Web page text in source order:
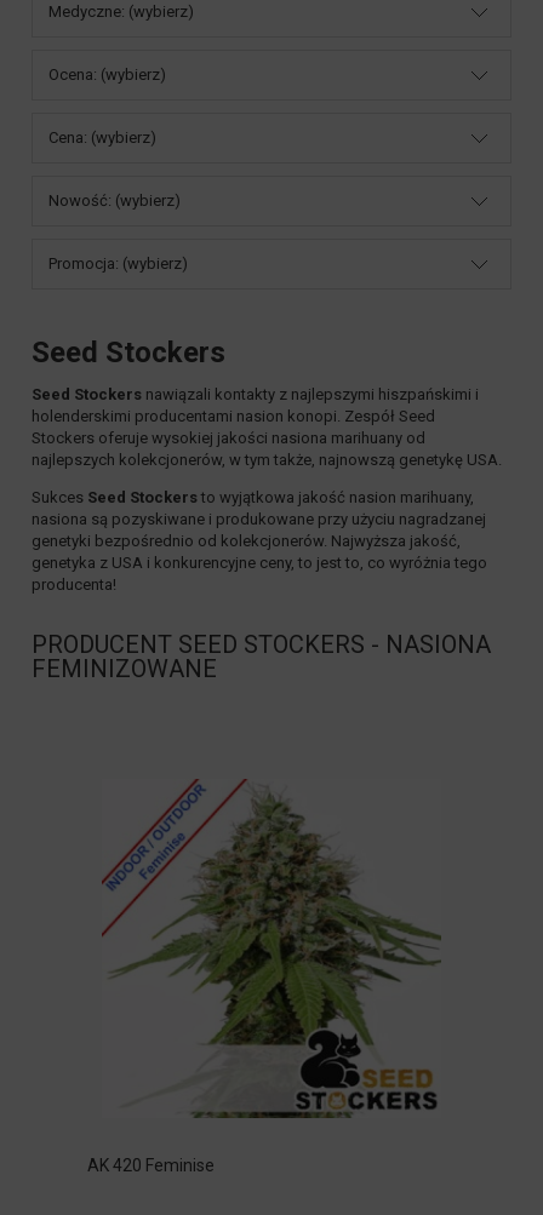
Medyczne: (wybierz)
Ocena: (wybierz)
Cena: (wybierz)
Nowość: (wybierz)
Promocja: (wybierz)
Seed Stockers
Seed Stockers nawiązali kontakty z najlepszymi hiszpańskimi i
holenderskimi producentami nasion konopi. Zespół Seed
Stockers oferuje wysokiej jakości nasiona marihuany od
najlepszych kolekcjonerów, w tym także, najnowszą genetykę USA.
Sukces Seed Stockers to wyjątkowa jakość nasion marihuany,
nasiona są pozyskiwane i produkowane przy użyciu nagradzanej
genetyki bezpośrednio od kolekcjonerów. Najwyższa jakość,
genetyka z USA i konkurencyjne ceny, to jest to, co wyróżnia tego
producenta!
PRODUCENT SEED STOCKERS - NASIONA
FEMINIZOWANE
AK 420 Feminise